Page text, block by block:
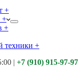
+
+
+
техники +
| +7 (910) 915-97-97